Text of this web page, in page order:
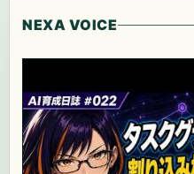
NEXA VOICE